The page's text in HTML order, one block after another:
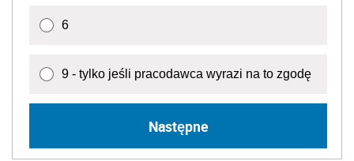
6
9 - tylko jeśli pracodawca wyrazi na to zgodę
Następne